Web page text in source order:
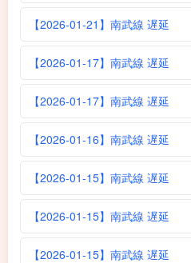
【2026-01-21】南武線 遅延
【2026-01-17】南武線 遅延
【2026-01-17】南武線 遅延
【2026-01-16】南武線 遅延
【2026-01-15】南武線 遅延
【2026-01-15】南武線 遅延
【2026-01-15】南武線 遅延